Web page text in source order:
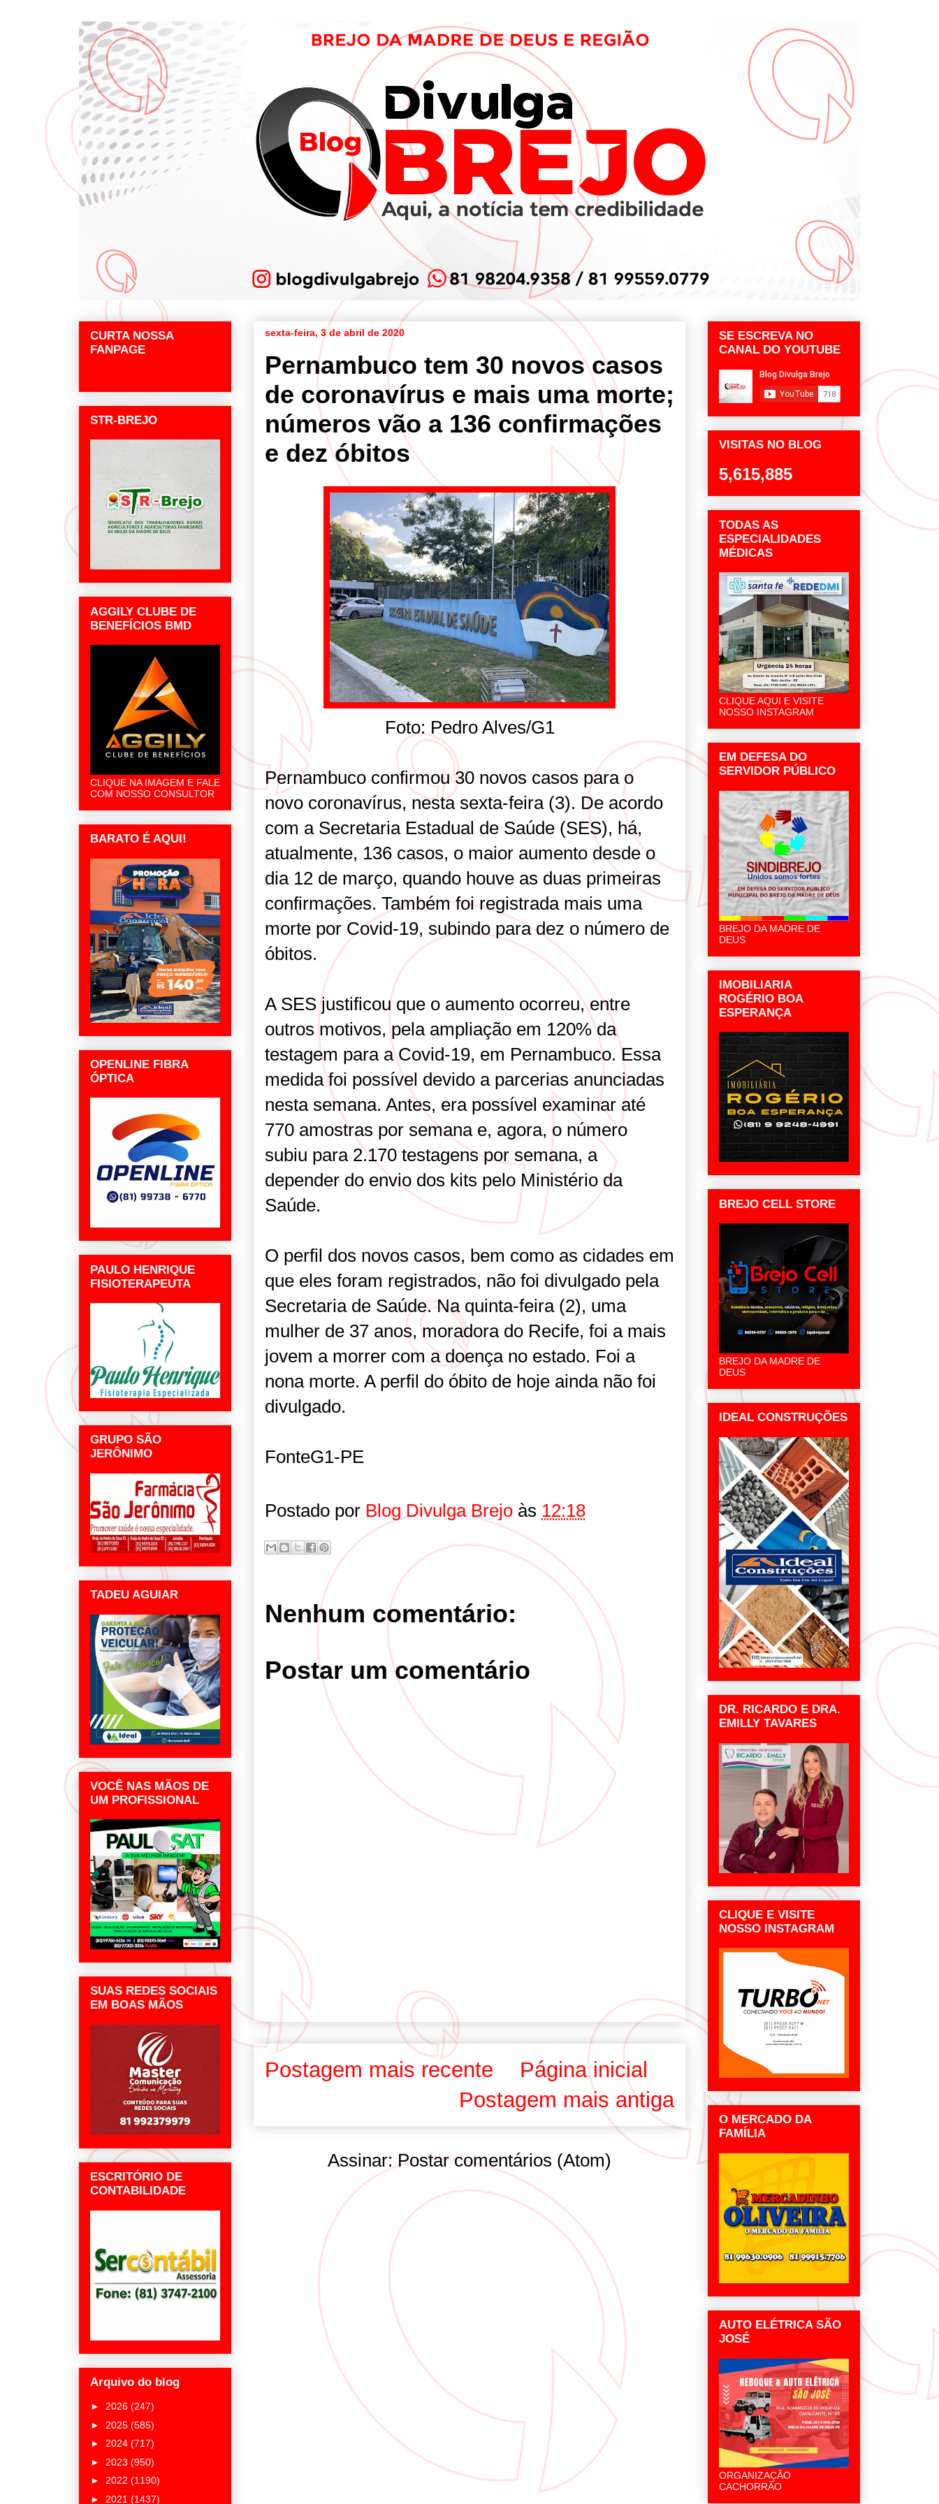
sexta-feira, 3 de abril de 2020
Pernambuco tem 30 novos casos
de coronavírus e mais uma morte;
números vão a 136 confirmações
e dez óbitos
Foto: Pedro Alves/G1
Pernambuco confirmou 30 novos casos para o
novo coronavírus, nesta sexta-feira (3). De acordo
com a Secretaria Estadual de Saúde (SES), há,
atualmente, 136 casos, o maior aumento desde o
dia 12 de março, quando houve as duas primeiras
confirmações. Também foi registrada mais uma
morte por Covid-19, subindo para dez o número de
óbitos.
A SES justificou que o aumento ocorreu, entre
outros motivos, pela ampliação em 120% da
testagem para a Covid-19, em Pernambuco. Essa
medida foi possível devido a parcerias anunciadas
nesta semana. Antes, era possível examinar até
770 amostras por semana e, agora, o número
subiu para 2.170 testagens por semana, a
depender do envio dos kits pelo Ministério da
Saúde.
O perfil dos novos casos, bem como as cidades em
que eles foram registrados, não foi divulgado pela
Secretaria de Saúde. Na quinta-feira (2), uma
mulher de 37 anos, moradora do Recife, foi a mais
jovem a morrer com a doença no estado. Foi a
nona morte. A perfil do óbito de hoje ainda não foi
divulgado.
FonteG1-PE
Postado por Blog Divulga Brejo às 12:18
Nenhum comentário:
Postar um comentário
Postagem mais recente
Postagem mais antiga
Página inicial
Assinar:Postar comentários (Atom)
CURTA NOSSA
FANPAGE
STR-BREJO
AGGILY CLUBE DE
BENEFÍCIOS BMD
CLIQUE NA IMAGEM E FALE
COM NOSSO CONSULTOR
BARATO É AQUI!
OPENLINE FIBRA
ÓPTICA
PAULO HENRIQUE
FISIOTERAPEUTA
GRUPO SÃO
JERÔNIMO
TADEU AGUIAR
VOCÊ NAS MÃOS DE
UM PROFISSIONAL
SUAS REDES SOCIAIS
EM BOAS MÃOS
ESCRITÓRIO DE
CONTABILIDADE
Arquivo do blog
► 2026 (247)
► 2025 (585)
► 2024 (717)
► 2023 (950)
► 2022 (1190)
► 2021 (1437)
SE ESCREVA NO
CANAL DO YOUTUBE
VISITAS NO BLOG
5,615,885
TODAS AS
ESPECIALIDADES
MÉDICAS
CLIQUE AQUI E VISITE
NOSSO INSTAGRAM
EM DEFESA DO
SERVIDOR PÚBLICO
BREJO DA MADRE DE
DEUS
IMOBILIARIA
ROGÉRIO BOA
ESPERANÇA
BREJO CELL STORE
BREJO DA MADRE DE
DEUS
IDEAL CONSTRUÇÕES
DR. RICARDO E DRA.
EMILLY TAVARES
CLIQUE E VISITE
NOSSO INSTAGRAM
O MERCADO DA
FAMÍLIA
AUTO ELÉTRICA SÃO
JOSÉ
ORGANIZAÇÃO
CACHORRÃO